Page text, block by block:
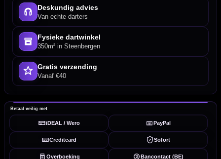
Deskundig advies
Van echte darters
Fysieke dartwinkel
350m² in Steenbergen
Gratis verzending
Vanaf €40
Betaal veilig met
iDEAL / Wero PayPal
Creditcard Sofort
Overboeking Bancontact (BE)